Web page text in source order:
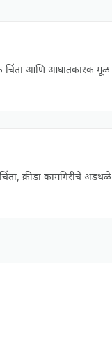
चिंता आणि आघातकारक मूळ
क्रीडा कामगिरीचे अडथळे